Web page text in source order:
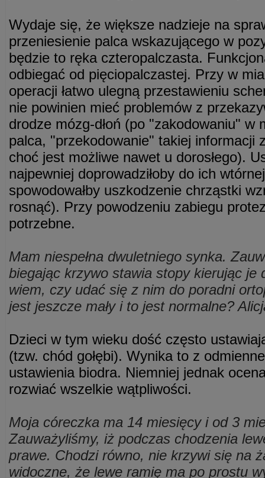
Wydaje się, że większe nadzieje na
przeniesienie palca wskazującego w
będzie to ręka czteropalczasta.
odbiegać od pięciopalczastej. Przy w
operacji łatwo ulegną przestawieniu
nie powinien mieć problemów z
drodze mózg-dłoń (po "zakodowaniu" w
palca, "przekodowanie" takiej informacji
choć jest możliwe nawet u dorosłego).
najpewniej doprowadziłoby do ich
spowodowałby uszkodzenie chrząstki
rosnąć). Przy powodzeniu zabiegu
potrzebne.
Mam niespełna dwuletniego synka.
biegając krzywo stawia stopy kierując je
wiem, czy udać się z nim do poradni
jest jeszcze mały i to jest normalne?
Dzieci w tym wieku dość często
(tzw. chód gołębi). Wynika to z
ustawienia biodra. Niemniej jednak
rozwiać wszelkie wątpliwości.
Moja córeczka ma 14 miesięcy i od 3
Zauważyliśmy, iż podczas chodzenia
prawe. Chodzi równo, nie krzywi się na
widoczne, że lewe ramię ma po prostu